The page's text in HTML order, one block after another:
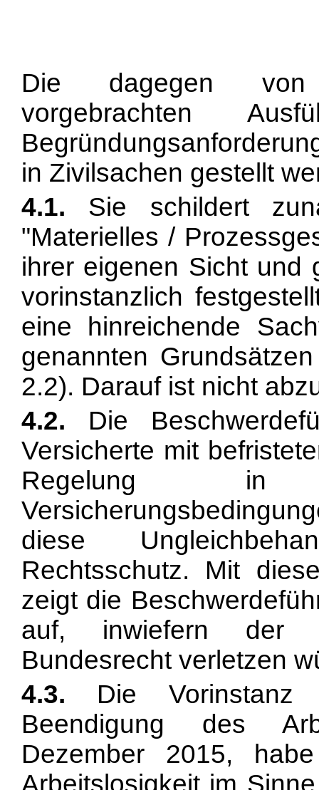
Die dagegen von
vorgebrachten
in Zivilsachen gestellt
4.1. Sie schildert
"Materielles /
ihrer eigenen Sicht und
vorinstanzlich
eine hinreichende
genannten
2.2). Darauf ist nicht
4.2. Die
Versicherte mit
Regelung in
diese
Rechtsschutz. Mit
zeigt die
auf, inwiefern der
Bundesrecht verletzen
4.3. Die Vorinstanz
Beendigung des
Dezember 2015,
Arbeitslosigkeit im